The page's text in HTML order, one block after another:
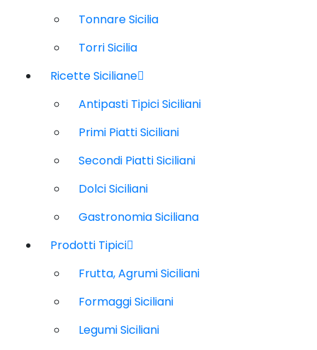
Tonnare Sicilia
Torri Sicilia
Ricette Siciliane
Antipasti Tipici Siciliani
Primi Piatti Siciliani
Secondi Piatti Siciliani
Dolci Siciliani
Gastronomia Siciliana
Prodotti Tipici
Frutta, Agrumi Siciliani
Formaggi Siciliani
Legumi Siciliani